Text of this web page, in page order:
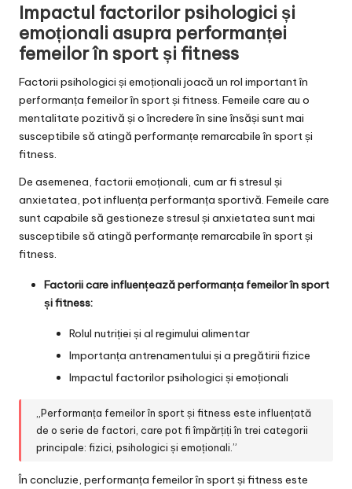
Impactul factorilor psihologici și
emoționali asupra performanței
femeilor în sport și fitness
Factorii psihologici și emoționali joacă un rol important în
performanța femeilor în sport și fitness. Femeile care au o
mentalitate pozitivă și o încredere în sine însăși sunt mai
susceptibile să atingă performanțe remarcabile în sport și
fitness.
De asemenea, factorii emoționali, cum ar fi stresul și
anxietatea, pot influența performanța sportivă. Femeile care
sunt capabile să gestioneze stresul și anxietatea sunt mai
susceptibile să atingă performanțe remarcabile în sport și
fitness.
Factorii care influențează performanța femeilor în sport
și fitness:
Rolul nutriției și al regimului alimentar
Importanța antrenamentului și a pregătirii fizice
Impactul factorilor psihologici și emoționali
„Performanța femeilor în sport și fitness este influențată
de o serie de factori, care pot fi împărțiți în trei categorii
principale: fizici, psihologici și emoționali.”
În concluzie, performanța femeilor în sport și fitness este